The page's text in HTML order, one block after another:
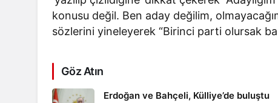
konusu değil. Ben aday değilim,
sözlerini yineleyerek “Birinci parti olursak
Göz Atın
Erdoğan ve Bahçeli, Külliye’de buluştu